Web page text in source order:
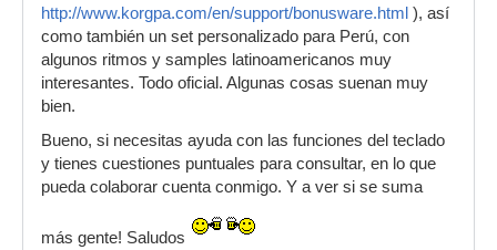
http://www.korgpa.com/en/support/bonusware.html ), así
como también un set personalizado para Perú, con
algunos ritmos y samples latinoamericanos muy
interesantes. Todo oficial. Algunas cosas suenan muy
bien.
Bueno, si necesitas ayuda con las funciones del teclado
y tienes cuestiones puntuales para consultar, en lo que
pueda colaborar cuenta conmigo. Y a ver si se suma
más gente! Saludos